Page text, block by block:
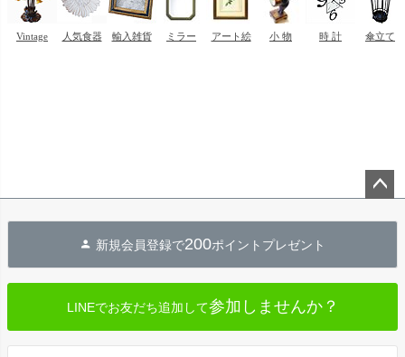
へ
新規会員登録で200ポイントプレゼント
LINEでお友だち追加して参加しませんか？